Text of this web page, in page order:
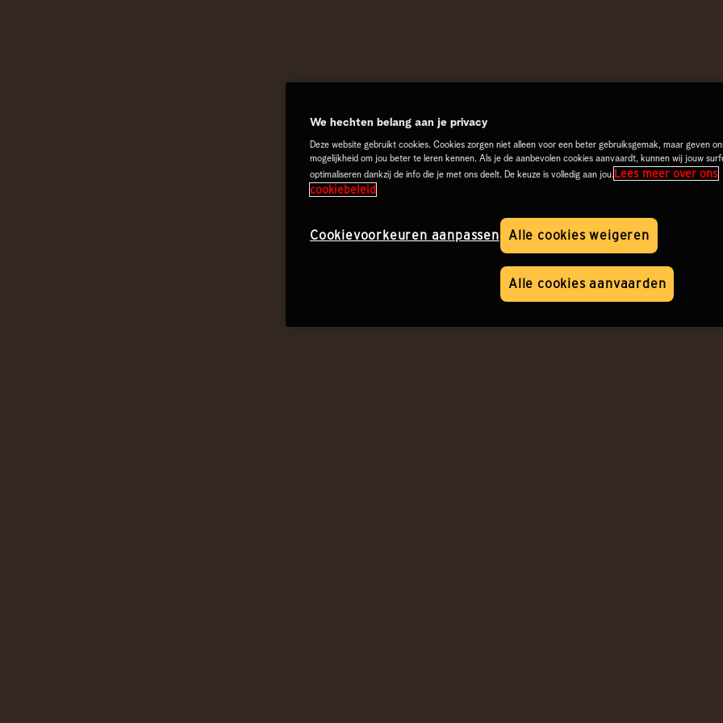
We hechten belang aan je privacy
Deze website gebruikt cookies. Cookies zorgen niet alleen voor een beter gebruiksgemak, maar geven
mogelijkheid om jou beter te leren kennen. Als je de aanbevolen cookies aanvaardt, kunnen wij jouw
optimaliseren dankzij de info die je met ons deelt. De keuze is volledig aan jou.Lees meer over ons
cookiebeleid
Alle cookies weigeren
Alle cookies aanvaarden
Cookievoorkeuren aanpassen